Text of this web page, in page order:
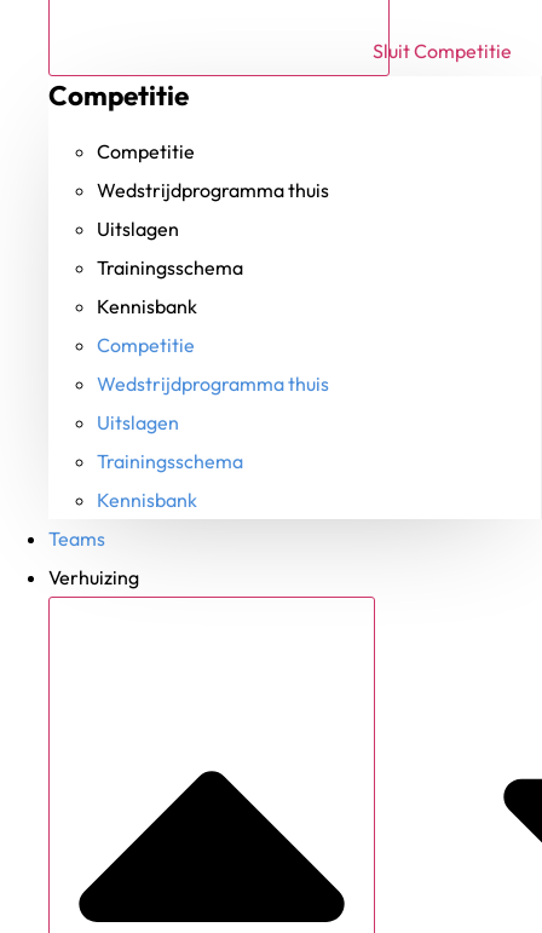
Sluit Competitie
Competitie
Competitie
Wedstrijdprogramma thuis
Uitslagen
Trainingsschema
Kennisbank
Competitie
Wedstrijdprogramma thuis
Uitslagen
Trainingsschema
Kennisbank
Teams
Verhuizing